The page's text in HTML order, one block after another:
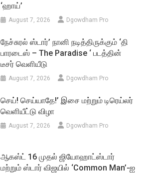
‘ஹாய்’
August 7, 2026 Dgowdham Pro
நேச்சுரல் ஸ்டார்’ நானி நடித்திருக்கும் ‘தி
பாரடைஸ் – The Paradise ‘ படத்தின்
டீசர் வெளியீடு
August 7, 2026 Dgowdham Pro
செய்! செய்யாதே!’ இசை மற்றும் டிரெய்லர்
வெளியீட்டு விழா
August 7, 2026 Dgowdham Pro
ஆகஸ்ட் 16 முதல் ஜியோஹாட்ஸ்டார்
மற்றும் ஸ்டார் விஜயில் ‘Common Man’-ஐ